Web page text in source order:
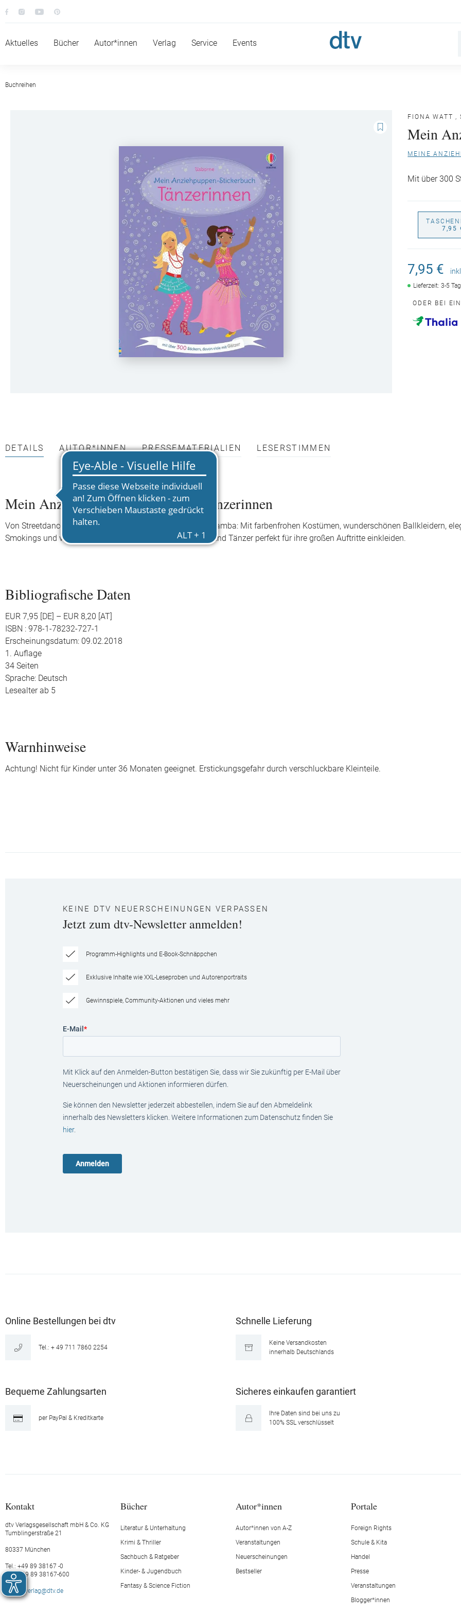
Aktuelles Bücher Autor*innen Verlag Service Events
Buchreihen
FIONA WATT ,
Mein
MEINE
Mit über 300
7,95
7,95 €
Lieferzeit: 3-5
ODER BEI
DETAILS AUTOR*INNEN PRESSEMATERIALIEN LESERSTIMMEN
Mein Anziehpuppen-Stickerbuch: Tänzerinnen
Von Streetdance über Ballett und Bauchtanz bis hin zum Samba: Mit farbenfrohen Kostümen, wunderschönen Ballkleidern,
Smokings und vielen Accessoires kannst du Tänzerinnen und Tänzer perfekt für ihre großen Auftritte einkleiden.
Bibliografische Daten
EUR 7,95 [DE] – EUR 8,20 [AT]
ISBN : 978-1-78232-727-1
Erscheinungsdatum: 09.02.2018
1. Auflage
34 Seiten
Sprache: Deutsch
Lesealter ab 5
Warnhinweise
Achtung! Nicht für Kinder unter 36 Monaten geeignet. Erstickungsgefahr durch verschluckbare Kleinteile.
KEINE DTV NEUERSCHEINUNGEN VERPASSEN
Jetzt zum dtv-Newsletter anmelden!
Programm-Highlights und E-Book-Schnäppchen
Exklusive Inhalte wie XXL-Leseproben und Autorenportraits
Gewinnspiele, Community-Aktionen und vieles mehr
E-Mail *
Mit Klick auf den Anmelden-Button bestätigen Sie, dass wir Sie zukünftig per E-Mail über
Neuerscheinungen und Aktionen informieren dürfen.
Sie können den Newsletter jederzeit abbestellen, indem Sie auf den Abmeldelink
innerhalb des Newsletters klicken. Weitere Informationen zum Datenschutz finden Sie
hier.
Online Bestellungen bei dtv
Tel.: + 49 711 7860 2254
Schnelle Lieferung
Keine Versandkosten
innerhalb Deutschlands
Bequeme Zahlungsarten
per PayPal & Kreditkarte
Sicheres einkaufen garantiert
Ihre Daten sind bei uns zu
100% SSL verschlüsselt
Kontakt
dtv Verlagsgesellschaft mbH & Co. KG
Tumblingerstraße 21
80337 München
Tel.: +49 89 38167 -0
Fax: +49 89 38167-600
E-Mail: verlag@dtv.de
Bücher
Literatur & Unterhaltung
Krimi & Thriller
Sachbuch & Ratgeber
Kinder- & Jugendbuch
Fantasy & Science Fiction
Autor*innen
Autor*innen von A-Z
Veranstaltungen
Neuerscheinungen
Bestseller
Portale
Foreign Rights
Schule & Kita
Handel
Presse
Veranstaltungen
Blogger*innen